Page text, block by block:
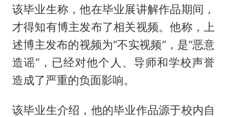
该毕业生称，他在毕业展讲解作品期间，
才得知有博主发布了相关视频。他称，上
述博主发布的视频为“不实视频”，是“恶意
造谣”，已经对他个人、导师和学校声誉
造成了严重的负面影响。
该毕业生介绍，他的毕业作品源于校内自